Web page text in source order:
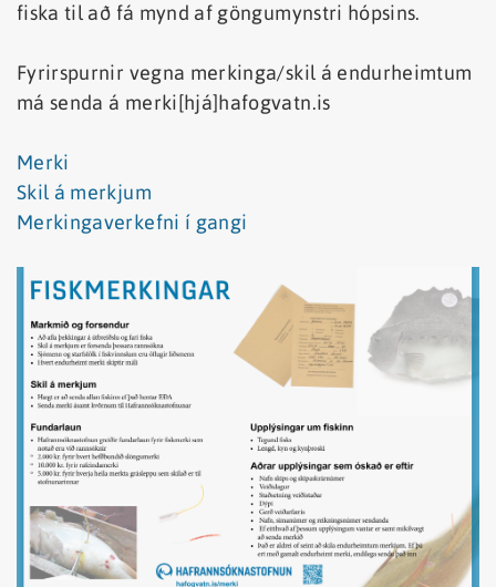
fiska til að fá mynd af göngumynstri hópsins.
Fyrirspurnir vegna merkinga/skil á endurheimtum
má senda á merki[hjá]hafogvatn.is
Merki
Skil á merkjum
Merkingaverkefni í gangi